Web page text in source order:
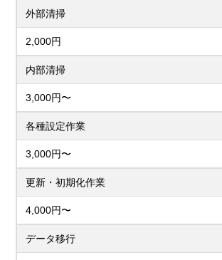
外部清掃
2,000円
内部清掃
3,000円〜
各種設定作業
3,000円〜
更新・初期化作業
4,000円〜
データ移行